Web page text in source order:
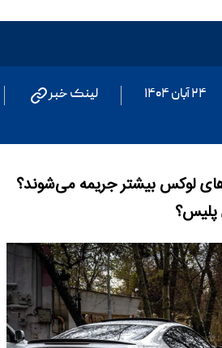
۲۴ آبان ۱۴۰۴
لینک خبر
لوکس بیشتر جریمه می‌شوند؟
پلیس؟